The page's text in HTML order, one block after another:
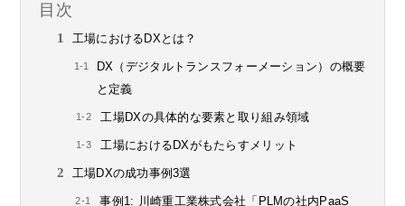
目次
工場におけるDXとは？
DX（デジタルトランスフォーメーション）の概要
と定義
工場DXの具体的な要素と取り組み領域
工場におけるDXがもたらすメリット
工場DXの成功事例3選
事例1: 川崎重工業株式会社「PLMの社内PaaS